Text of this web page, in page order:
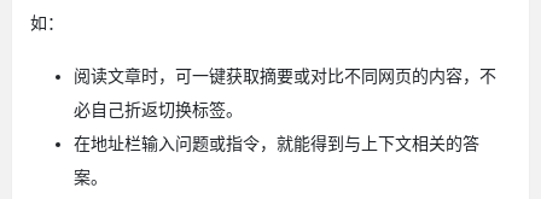
如：
阅读文章时，可一键获取摘要或对比不同网页的内容，不
必自己折返切换标签。
在地址栏输入问题或指令，就能得到与上下文相关的答
案。